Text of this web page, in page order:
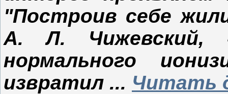
"Построив себе
А. Л. Чижевский,
нормального
извратил ... Читать